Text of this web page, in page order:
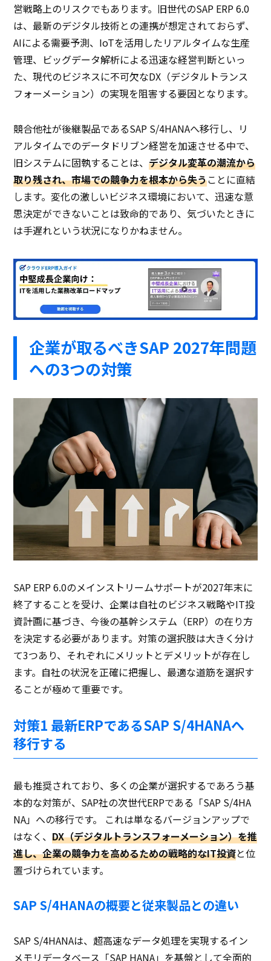
営戦略上のリスクでもあります。旧世代のSAP ERP 6.0
は、最新のデジタル技術との連携が想定されておらず、
AIによる需要予測、IoTを活用したリアルタイムな生産
管理、ビッグデータ解析による迅速な経営判断といっ
た、現代のビジネスに不可欠なDX（デジタルトランス
フォーメーション）の実現を阻害する要因となります。
競合他社が後継製品であるSAP S/4HANAへ移行し、リ
アルタイムでのデータドリブン経営を加速させる中で、
旧システムに固執することは、デジタル変革の潮流から
取り残され、市場での競争力を根本から失うことに直結
します。変化の激しいビジネス環境において、迅速な意
思決定ができないことは致命的であり、気づいたときに
は手遅れという状況になりかねません。
企業が取るべきSAP 2027年問題
への3つの対策
SAP ERP 6.0のメインストリームサポートが2027年末に
終了することを受け、企業は自社のビジネス戦略やIT投
資計画に基づき、今後の基幹システム（ERP）の在り方
を決定する必要があります。対策の選択肢は大きく分け
て3つあり、それぞれにメリットとデメリットが存在し
ます。自社の状況を正確に把握し、最適な道筋を選択す
ることが極めて重要です。
対策1 最新ERPであるSAP S/4HANAへ
移行する
最も推奨されており、多くの企業が選択するであろう基
本的な対策が、SAP社の次世代ERPである「SAP S/4HA
NA」への移行です。 これは単なるバージョンアップで
はなく、DX（デジタルトランスフォーメーション）を推
進し、企業の競争力を高めるための戦略的なIT投資と位
置づけられています。
SAP S/4HANAの概要と従来製品との違い
SAP S/4HANAは、超高速なデータ処理を実現するイン
メモリデータベース「SAP HANA」を基盤として全面的